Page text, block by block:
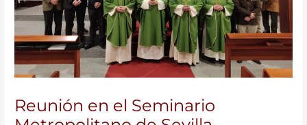
Reunión en el Seminario